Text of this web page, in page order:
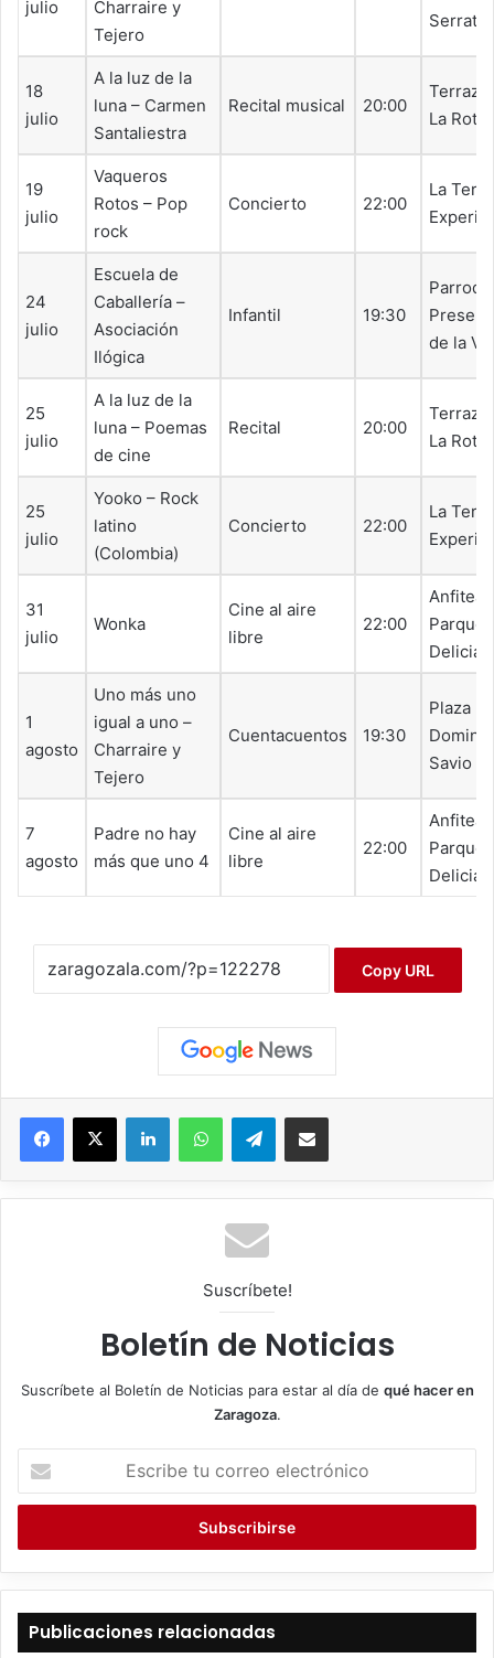
julio
Charraire y
Tejero
Serrato
18
julio
A la luz de la
luna – Carmen
Santaliestra
Recital musical 20:00
Terraza
La
19
julio
Vaqueros
Rotos – Pop
rock
Concierto 22:00
La
24
julio
Escuela de
Caballería –
Asociación
Ilógica
Infantil 19:30
de la
25
julio
A la luz de la
luna – Poemas
de cine
Recital 20:00
Terraza
La
25
julio
Yooko – Rock
latino
(Colombia)
Concierto 22:00
La
31
julio
Wonka
Cine al aire
libre
22:00
Parque
Delicias
1
agosto
Uno más uno
igual a uno –
Charraire y
Tejero
Cuentacuentos 19:30
Plaza
Savio
7
agosto
Padre no hay
más que uno 4
Cine al aire
libre
22:00
Parque
Delicias
Copy URL
Telegram
Suscríbete!
Boletín de Noticias
Suscríbete al Boletín de Noticias para estar al día de qué hacer en
Zaragoza.
c
i
b
Publicaciones relacionadas